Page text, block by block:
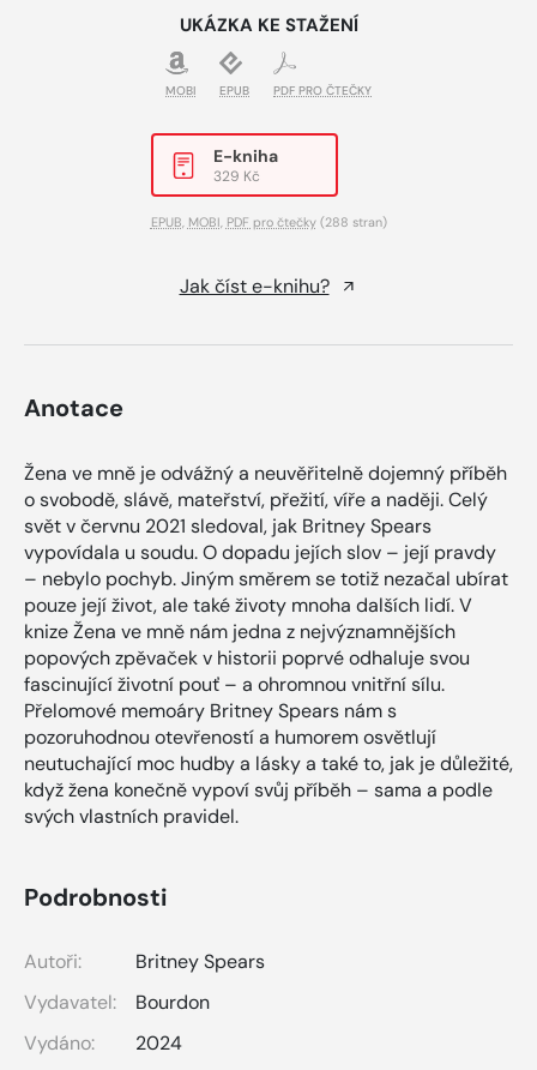
UKÁZKA KE STAŽENÍ
MOBI EPUB PDF PRO ČTEČKY
E-kniha
329 Kč
EPUB, MOBI, PDF pro čtečky(288 stran)
Jak číst e-knihu?
Anotace
Žena ve mně je odvážný a neuvěřitelně dojemný příběh
o svobodě, slávě, mateřství, přežití, víře a naději. Celý
svět v červnu 2021 sledoval, jak Britney Spears
vypovídala u soudu. O dopadu jejích slov – její pravdy
– nebylo pochyb. Jiným směrem se totiž nezačal ubírat
pouze její život, ale také životy mnoha dalších lidí. V
knize Žena ve mně nám jedna z nejvýznamnějších
popových zpěvaček v historii poprvé odhaluje svou
fascinující životní pouť – a ohromnou vnitřní sílu.
Přelomové memoáry Britney Spears nám s
pozoruhodnou otevřeností a humorem osvětlují
neutuchající moc hudby a lásky a také to, jak je důležité,
když žena konečně vypoví svůj příběh – sama a podle
svých vlastních pravidel.
Podrobnosti
Autoři:
Britney Spears
Vydavatel:
Bourdon
Vydáno:
2024